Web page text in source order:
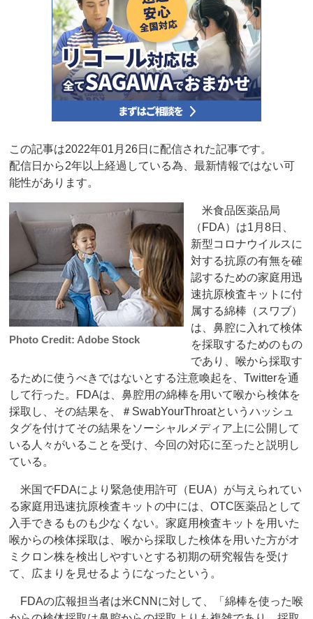
この記事は2022年01月26日に配信された記事です。
配信日から2年以上経過している為、最新情報ではない可
能性があります。
Photo Credit: Adobe Stock
米食品医薬品局
（FDA）は1月8日、
新型コロナウイルスに
対する抗原の有無を確
認するための家庭用迅
速抗原検査キットに付
属する綿棒（スワブ）
は、鼻腔に入れて検体
を採取するためのもの
であり、喉から採取す
るために使うべきではないとする注意喚起を、Twitterを通
して行った。FDAは、鼻腔用の綿棒を用いて喉から検体を
採取し、その結果を、＃SwabYourThroatというハッシュ
タグを付けてその結果をソーシャルメディア上に公開して
いる人々がいることを受け、今回の対応に至ったと説明し
ている。
米国でFDAにより緊急使用許可（EUA）が与えられてい
る家庭用迅速抗原検査キットの中には、OTC医薬品として
入手できるものも少なくない。家庭用検査キットを用いた
喉からの検体採取は、喉から採取した検体を用いた方がオ
ミクロン株を検出しやすいとする初期の研究報告を受け
て、広まりを見せるようになったという。
FDAの広報担当者は米CNNに対して、「綿棒を使った喉